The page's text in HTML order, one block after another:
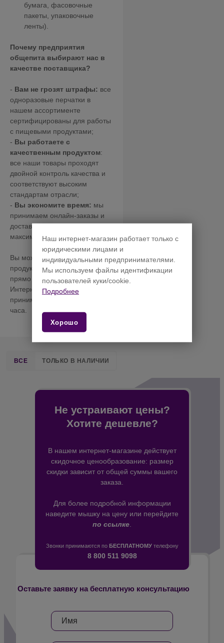
бумага, фасовочные
пакеты, упаковочные
ленты).
Почему предприятия
общепита выбирают нас в
качестве поставщика?
- Вам не грозят штрафы: все
одноразовые перчатки в
нашем ассортименте
сертифицированы для работы
с пищевыми продуктами;
- Вы работаете с
качественным продуктом:
все наши товары проходят
двойной контроль качества и
соответствуют высоким
стандартам отрасли;
- Вы экономите время: мы
принимаем онлайн-заказы и
доставляем товар
максимально оперативно.
Вы можете ознакомиться с
продукций и сделать заказ
прямо сейчас!
Интернет-магазин Голд Пак
принимает онлайн-заказы 24
часа.
ВСЕ ТОЛЬКО В НАЛИЧИИ
Не устраивают цены?
Хотите дешевле?
В нашем интернет-магазине действует
скидочное ценообразование: размер
скидки зависит от общей суммы вашего
заказа.
Для более подробной информации
наведите мышку на цену или перейдите
по ссылке
Звонки принимаются по БЕСПЛАТНОМУтелефону
8 800 511 9098
Оставьте заявку на бесплатную консультацию
Наш интернет-магазин работает только с
юридическими лицами и
индивидуальными предпринимателями.
Мы используем файлы идентификации
пользователей куки/cookie.
Подробнее
Хорошо